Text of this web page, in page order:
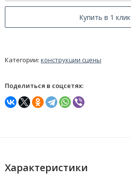
Купить в 1 клик
Категории: конструкции сцены
Поделиться в соцсетях:
Характеристики